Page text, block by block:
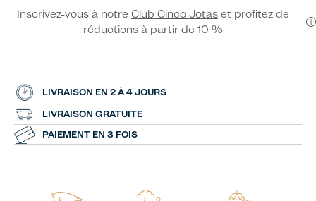
Inscrivez-vous à notre Club Cinco Jotas et profitez de
réductions à partir de 10 %
LIVRAISON EN 2 À 4 JOURS
LIVRAISON GRATUITE
PAIEMENT EN 3 FOIS